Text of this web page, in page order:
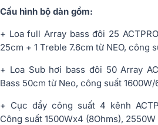
Cấu hình bộ dàn gồm:
+ Loa full Array bass đôi 25
25cm + 1 Treble 7.6cm từ NEO, công
+ Loa Sub hơi bass đôi 50 Array
Bass 50cm từ Neo, công suất
+ Cục đẩy công suất 4 kênh
Công suất 1500Wx4 (8Ohms),